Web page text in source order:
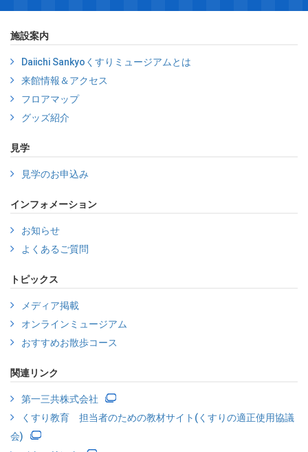
施設案内
Daiichi Sankyoくすりミュージアムとは
来館情報＆アクセス
フロアマップ
グッズ紹介
見学
見学のお申込み
インフォメーション
お知らせ
よくあるご質問
トピックス
メディア掲載
オンラインミュージアム
おすすめお散歩コース
関連リンク
第一三共株式会社
くすり教育 担当者のための教材サイト(くすりの適正使用協議
会)